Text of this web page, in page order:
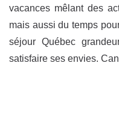
vacances mêlant des
mais aussi du temps
séjour Québec
satisfaire ses envies.